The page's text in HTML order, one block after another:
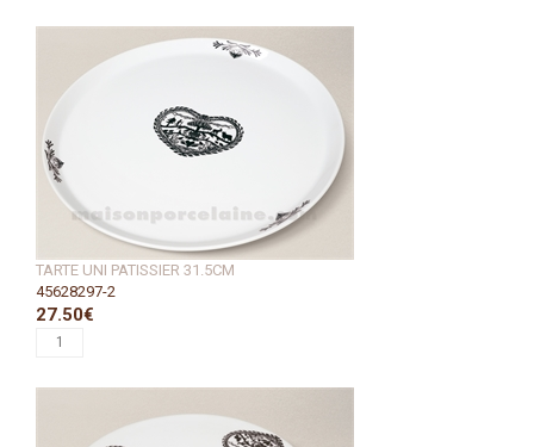
TARTE UNI PATISSIER 31.5CM
45628297-2
27.50€